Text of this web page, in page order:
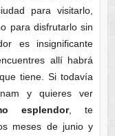
para visitarlo,
para disfrutarlo sin
es insignificante
allí habrá
tiene. Si todavía
y quieres ver
esplendor, te
meses de junio y